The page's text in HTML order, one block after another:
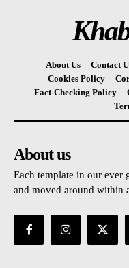
About Us Contact
Cookies Policy
Fact-Checking Policy
About us
Each template in our ever
and moved around within